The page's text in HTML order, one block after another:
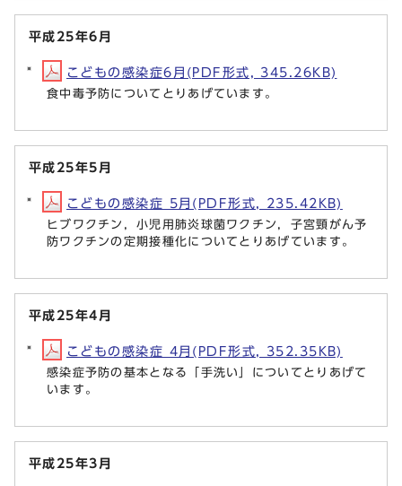
平成25年6月
こどもの感染症6月(PDF形式, 345.26KB)
食中毒予防についてとりあげています。
平成25年5月
こどもの感染症 5月(PDF形式, 235.42KB)
ヒブワクチン，小児用肺炎球菌ワクチン，子宮頸がん予
防ワクチンの定期接種化についてとりあげています。
平成25年4月
こどもの感染症 4月(PDF形式, 352.35KB)
感染症予防の基本となる「手洗い」についてとりあげて
います。
平成25年3月